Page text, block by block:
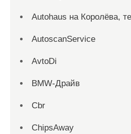
Autohaus на Королёва,
AutoscanService
AvtoDi
BMW-Драйв
Cbr
ChipsAway